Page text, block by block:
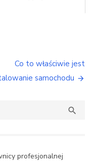
Co to właściwie jest
samochodu

profesjonalnej